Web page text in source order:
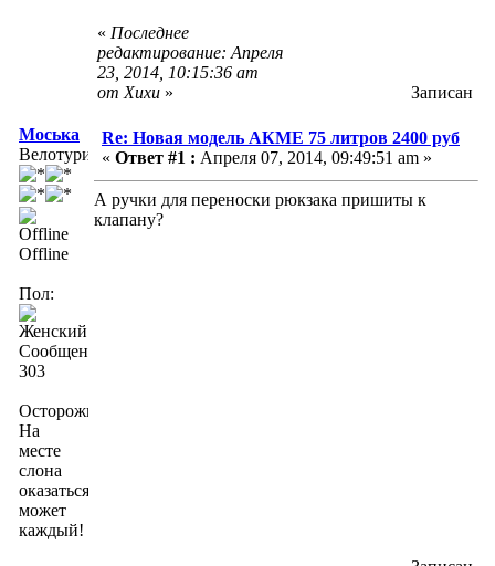
« Последнее
редактирование: Апреля
23, 2014, 10:15:36 am
от Хихи » Записан
Моська
Велотурист
Offline
Пол:
Сообщений:
303
Осторожно!
На
месте
слона
оказаться
может
каждый!
Re: Новая модель АКМЕ 75 литров 2400 руб
« Ответ #1 : Апреля 07, 2014, 09:49:51 am »
А ручки для переноски рюкзака пришиты к
клапану?